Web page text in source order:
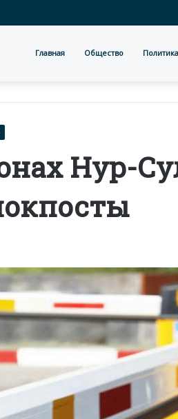
Главная Общество Политика
Нур-